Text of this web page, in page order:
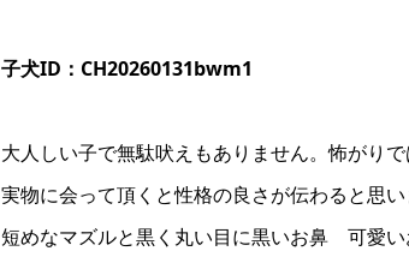
子犬ID：CH20260131bwm1
大人しい子で無駄吠えもありません。怖がり
実物に会って頂くと性格の良さが伝わると思
短めなマズルと黒く丸い目に黒いお鼻 可愛